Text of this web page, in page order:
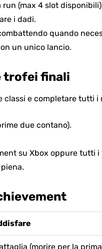
run (max 4 slot
i dadi.
quando
un unico lancio.
trofei finali
classi e completare tutti
due contano).
su Xbox oppure tutti i
(morire per la